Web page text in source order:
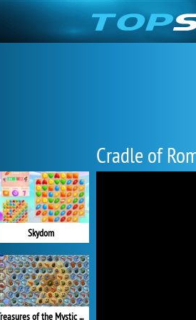
Cradle of
Skydom
Treasures of the Mystic Sea